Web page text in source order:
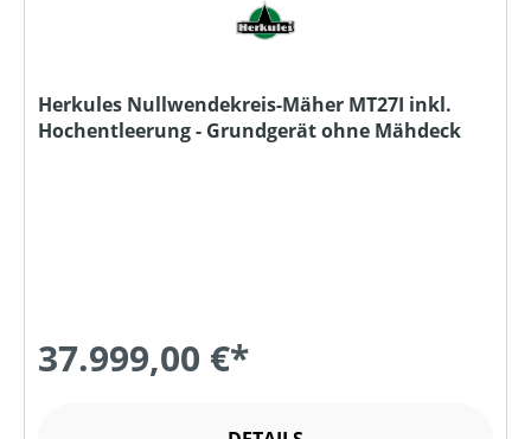
Herkules Nullwendekreis-Mäher MT27I inkl.
Hochentleerung - Grundgerät ohne Mähdeck
37.999,00 €*